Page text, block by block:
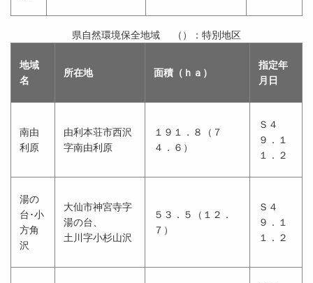
地域
名
所在地 面積（ｈａ）
指定年
月日
県自然環境保全地域 （）：特別地区
南由
利原
由利本荘市西沢
字南由利原
１９１．８（７
４．６）
Ｓ４
９．１
１．２
湯の
台･小
方角
沢
大仙市神宮寺字
湯の台、
土川字小杉山沢
５３．５（１２．
７）
Ｓ４
９．１
１．２